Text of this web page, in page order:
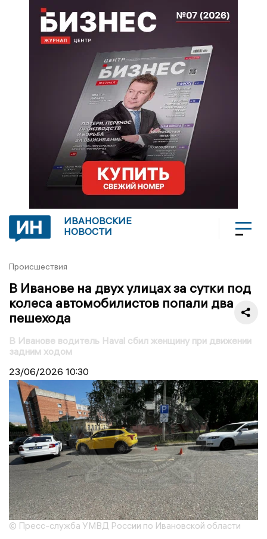
ИВАНОВСКИЕ
НОВОСТИ
Происшествия
В Иванове на двух улицах за сутки под
колеса автомобилистов попали два
пешехода
В Иванове водитель Haval сбил женщину при движении
задним ходом
23/06/2026 10:30
© Пресс-служба УМВД России по Ивановской области